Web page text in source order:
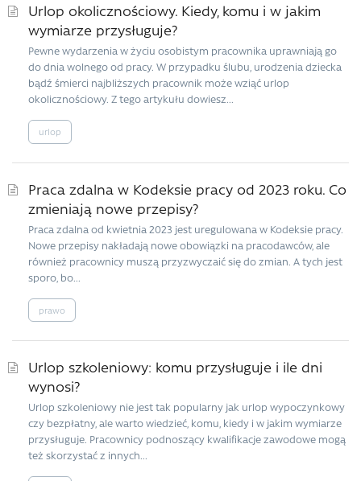
Urlop okolicznościowy. Kiedy, komu i w jakim
wymiarze przysługuje?
Pewne wydarzenia w życiu osobistym pracownika uprawniają go
do dnia wolnego od pracy. W przypadku ślubu, urodzenia dziecka
bądź śmierci najbliższych pracownik może wziąć urlop
okolicznościowy. Z tego artykułu dowiesz...
urlop
Praca zdalna w Kodeksie pracy od 2023 roku. Co
zmieniają nowe przepisy?
Praca zdalna od kwietnia 2023 jest uregulowana w Kodeksie pracy.
Nowe przepisy nakładają nowe obowiązki na pracodawców, ale
również pracownicy muszą przyzwyczaić się do zmian. A tych jest
sporo, bo...
prawo
Urlop szkoleniowy: komu przysługuje i ile dni
wynosi?
Urlop szkoleniowy nie jest tak popularny jak urlop wypoczynkowy
czy bezpłatny, ale warto wiedzieć, komu, kiedy i w jakim wymiarze
przysługuje. Pracownicy podnoszący kwalifikacje zawodowe mogą
też skorzystać z innych...